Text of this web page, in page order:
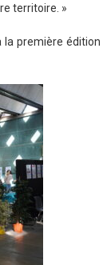
territoire. »
la première édition